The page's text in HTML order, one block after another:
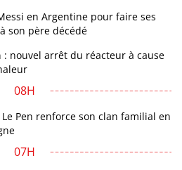
en Argentine pour faire ses
son père décédé
: nouvel arrêt du réacteur à cause
08H
Pen renforce son clan familial en
07H